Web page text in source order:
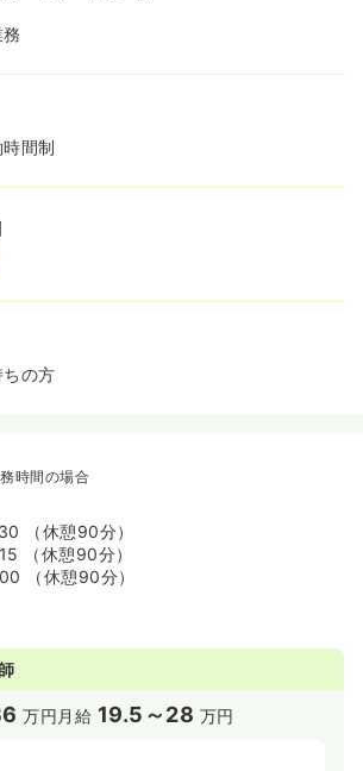
間制
の方
時間の場合
（休憩90分）
（休憩90分）
（休憩90分）
万円 月給 19.5～28 万円